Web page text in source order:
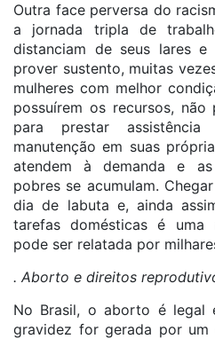
Outra face perversa do
a jornada tripla de
distanciam de seus lares
prover sustento, muitas
mulheres com melhor
possuírem os recursos,
para prestar
manutenção em suas
atendem à demanda e
pobres se acumulam.
dia de labuta e, ainda
tarefas domésticas é uma
pode ser relatada por
. Aborto e direitos
No Brasil, o aborto é legal
gravidez for gerada por um